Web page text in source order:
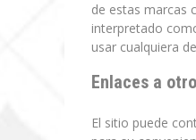
de estas marcas
interpretado
usar cualquiera
Enlaces a
El sitio puede